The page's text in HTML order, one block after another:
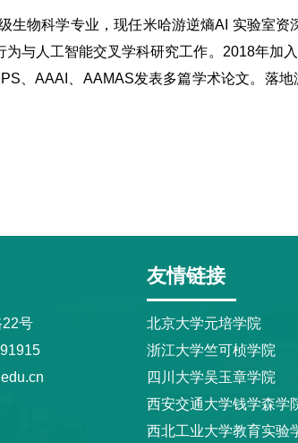
物科学专业，现任米哈游逆熵AI 实验室资
与人工智能交叉学科研究工作。2018年加
、AAAI、AAMAS发表多篇学术论文。落
22号
友情链接
北京大学元培学院
浙江大学竺可桢学院
四川大学吴玉章学院
西安交通大学钱学森学
西北工业大学教育实验